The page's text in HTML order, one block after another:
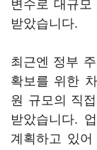
변수로 대규
받았습니다.
최근엔 정부
확보를 위한
원 규모의 직
받았습니다.
계획하고 있